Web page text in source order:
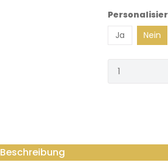
Ja
Nein
Beschreibung